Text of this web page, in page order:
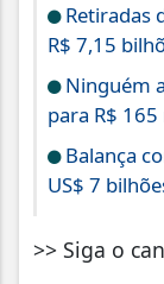
Retiradas
R$ 7,15
Ninguém
para R$
Balança
US$ 7
>> Siga o